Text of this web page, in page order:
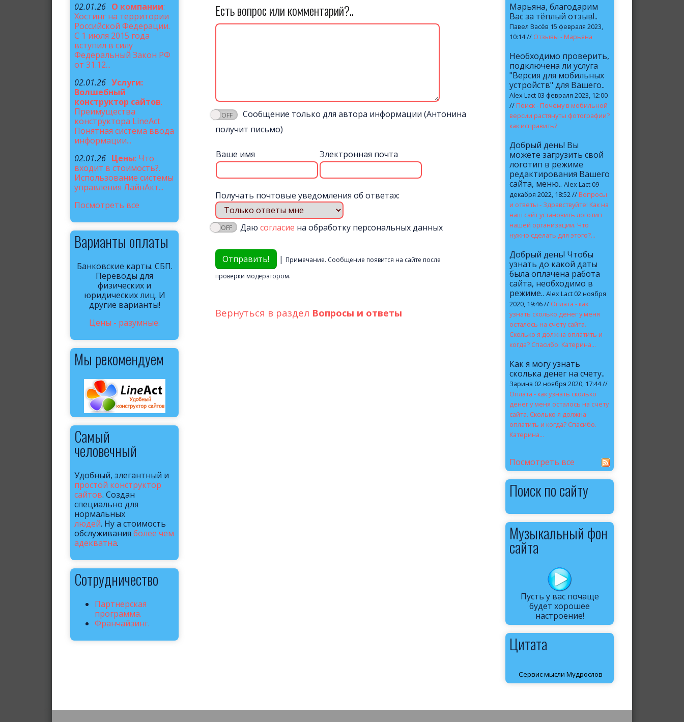
02.01.26 О компании:
Хостинг на территории
Российской Федерации.
С 1 июля 2015 года
вступил в силу
Федеральный Закон РФ
от 31.12...
02.01.26 Услуги:
Волшебный
конструктор сайтов.
Преимущества
конструктора LineAct
Понятная система ввода
информации...
02.01.26 Цены: Что
входит в стоимость?.
Использование системы
управления ЛайнАкт...
Посмотреть все
Варианты оплаты
Банковские карты. СБП.
Переводы для
физических и
юридических лиц. И
другие варианты!
Цены - разумные.
Мы рекомендуем
Самый
человечный
Удобный, элегантный и
простой конструктор
сайтов. Создан
специально для
нормальных
людей. Ну а стоимость
обслуживания более чем
адекватна.
Сотрудничество
Партнерская
программа.
Франчайзинг.
Есть вопрос или комментарий?..
Сообщение только для автора информации (Антонина
получит письмо)
Ваше имя Электронная почта
Получать почтовые уведомления об ответах:
Даю согласие на обработку персональных данных
| Примечание. Сообщение появится на сайте после
проверки модератором.
Вернуться в раздел Вопросы и ответы
Марьяна, благодарим
Вас за тёплый отзыв!..
Павел Васёв 15 февраля 2023,
10:14 // Отзывы - Марьяна
Необходимо проверить,
подключена ли услуга
"Версия для мобильных
устройств" для Вашего..
Alex Lact 03 февраля 2023, 12:00
// Поиск - Почему в мобильной
версии растянуты фотографии?
как исправить?
Добрый день! Вы
можете загрузить свой
логотип в режиме
редактирования Вашего
сайта, меню.. Alex Lact 09
декабря 2022, 18:52 // Вопросы
и ответы - Здравствуйте! Как на
наш сайт установить логотип
нашей организации. Что
нужно сделать для этого?...
Добрый день! Чтобы
узнать до какой даты
была оплачена работа
сайта, необходимо в
режиме.. Alex Lact 02 ноября
2020, 19:46 // Оплата - как
узнать сколько денег у меня
осталось на счету сайта.
Сколько я должна оплатить и
когда? Спасибо. Катерина...
Как я могу узнать
сколька денег на счету..
Зарина 02 ноября 2020, 17:44 //
Оплата - как узнать сколько
денег у меня осталось на счету
сайта. Сколько я должна
оплатить и когда? Спасибо.
Катерина...
Посмотреть все
Поиск по сайту
Музыкальный фон
сайта
Пусть у вас почаще
будет хорошее
настроение!
Цитата
Сервис мысли Мудрослов